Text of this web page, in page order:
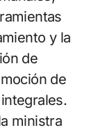
y la
de
de
ministra